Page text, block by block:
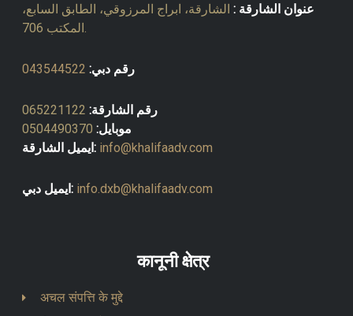
عنوان الشارقة : الشارقة، ابراج المرزوقي، الطابق السابع،
رقم دبي: 043544522
رقم الشارقة: 065221122
موبايل: 0504490370
ايميل الشارقة: info@khalifaadv.com
ايميل دبي: info.dxb@khalifaadv.com
कानूनी क्षेत्र
अचल संपत्ति के मुद्दे